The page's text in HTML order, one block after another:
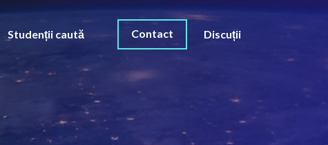
Studenții caută Contact Discuții